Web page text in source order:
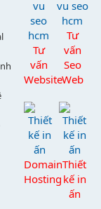
Tư
vấn
Website
Tư
vấn
Seo
Web
Domain
Hosting
Thiết
kế in
ấn